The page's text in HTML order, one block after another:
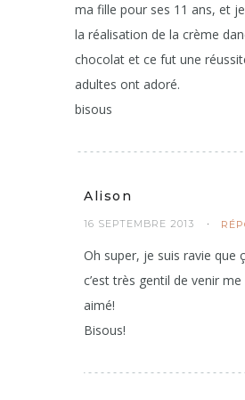
ma fille pour ses 11 ans, et
la réalisation de la crème
chocolat et ce fut une
adultes ont adoré.
bisous
Alison
16 SEPTEMBRE 2013
Oh super, je suis ravie que
c’est très gentil de venir
aimé!
Bisous!